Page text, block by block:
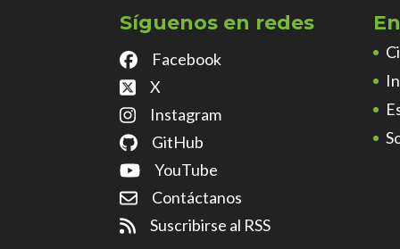
Síguenos en redes
Facebook
X
Instagram
GitHub
YouTube
Contáctanos
Suscribirse al RSS